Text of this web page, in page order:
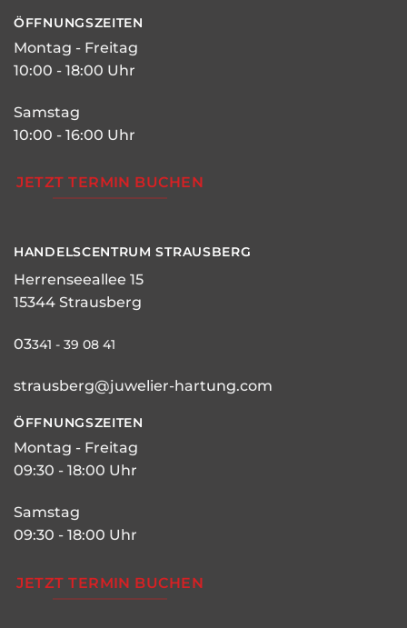
ÖFFNUNGSZEITEN
Montag - Freitag
10:00 - 18:00 Uhr
Samstag
10:00 - 16:00 Uhr
JETZT TERMIN BUCHEN
HANDELSCENTRUM STRAUSBERG
Herrenseeallee 15
15344 Strausberg
03341 - 39 08 41
strausberg@juwelier-hartung.com
ÖFFNUNGSZEITEN
Montag - Freitag
09:30 - 18:00 Uhr
Samstag
09:30 - 18:00 Uhr
JETZT TERMIN BUCHEN